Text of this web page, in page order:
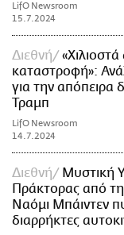
LifO Newsroom
15.7.2024
Διεθνή
καταστροφή»:
για την απόπειρα
Τραμπ
LifO Newsroom
14.7.2024
Διεθνή
Μυστική
Πράκτορας από
Ναόμι Μπάιντεν
διαρρήκτες